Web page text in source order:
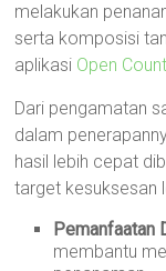
melakukan
serta komposisi
aplikasi Open
Dari pengamatan
dalam
hasil lebih cepat
target kesuksesan
Pemanfaatan
membantu